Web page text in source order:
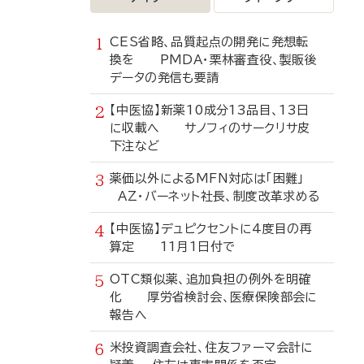
CES省略、品質起点の開発に発想転
換を PMDA・栗林審査役、製販後
データの発信も要請
【中医協】新薬10成分13品目、13日
に収載へ サノフィのサークリサ皮
下注など
薬価以外によるMFN対応は「困難」
AZ・バーネット社長、制度改革求める
【中医協】デュピクセントに4度目の再
算定 11月1日付で
OTC類似薬、追加負担の例外を明確
化 厚労省検討会、医療保険部会に
報告へ
米投資調査会社、住友ファーマ会計に